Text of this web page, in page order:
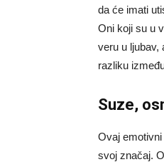
da će imati
Oni koji su u
veru u ljubav,
razliku
Suze,
Ovaj
svoj značaj.